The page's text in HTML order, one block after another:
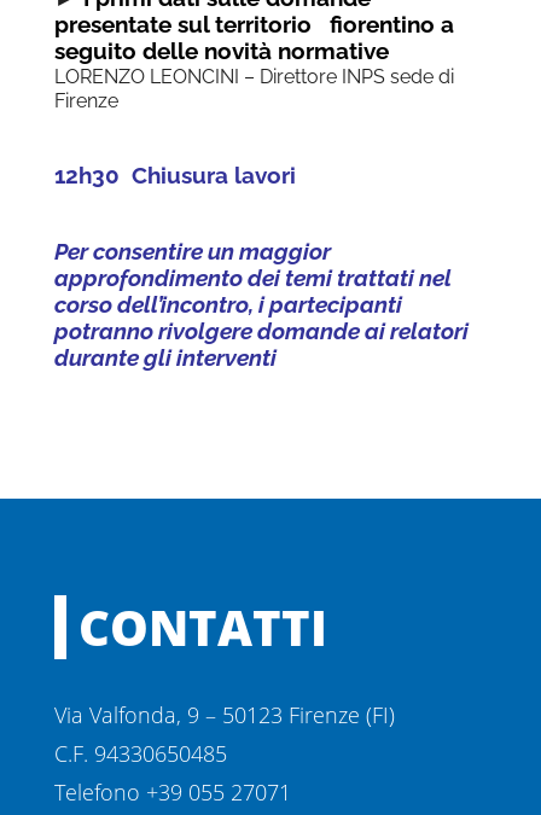
presentate sul territorio fiorentino a
seguito delle novità normative
LORENZO LEONCINI – Direttore INPS sede di
Firenze
12h30 Chiusura lavori
Per consentire un maggior
approfondimento dei temi trattati nel
corso dell’incontro, i partecipanti
potranno rivolgere domande ai relatori
durante gli interventi
CONTATTI
Via Valfonda, 9 – 50123 Firenze (FI)
C.F. 94330650485
Telefono +39 055 27071